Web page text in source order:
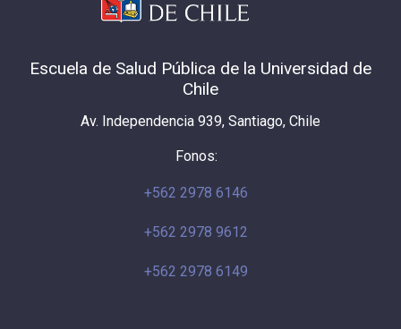
Escuela de Salud Pública de la Universidad de
Chile
Av. Independencia 939, Santiago, Chile
Fonos:
+562 2978 6146
+562 2978 9612
+562 2978 6149